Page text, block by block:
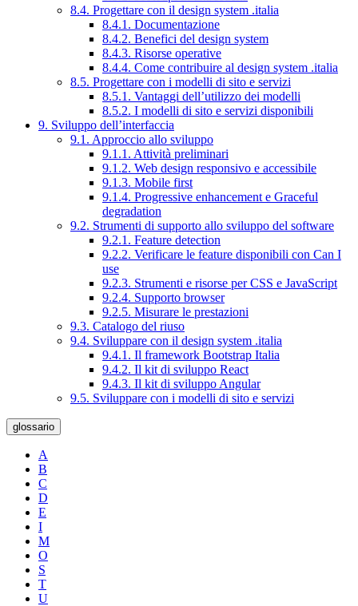
8.4. Progettare con il design system .italia
8.4.1. Documentazione
8.4.2. Benefici del design system
8.4.3. Risorse operative
8.4.4. Come contribuire al design system .italia
8.5. Progettare con i modelli di sito e servizi
8.5.1. Vantaggi dell’utilizzo dei modelli
8.5.2. I modelli di sito e servizi disponibili
9. Sviluppo dell’interfaccia
9.1. Approccio allo sviluppo
9.1.1. Attività preliminari
9.1.2. Web design responsivo e accessibile
9.1.3. Mobile first
9.1.4. Progressive enhancement e Graceful
degradation
9.2. Strumenti di supporto allo sviluppo del software
9.2.1. Feature detection
9.2.2. Verificare le feature disponibili con Can I
use
9.2.3. Strumenti e risorse per CSS e JavaScript
9.2.4. Supporto browser
9.2.5. Misurare le prestazioni
9.3. Catalogo del riuso
9.4. Sviluppare con il design system .italia
9.4.1. Il framework Bootstrap Italia
9.4.2. Il kit di sviluppo React
9.4.3. Il kit di sviluppo Angular
9.5. Sviluppare con i modelli di sito e servizi
glossario
A
B
C
D
E
I
M
O
S
T
U